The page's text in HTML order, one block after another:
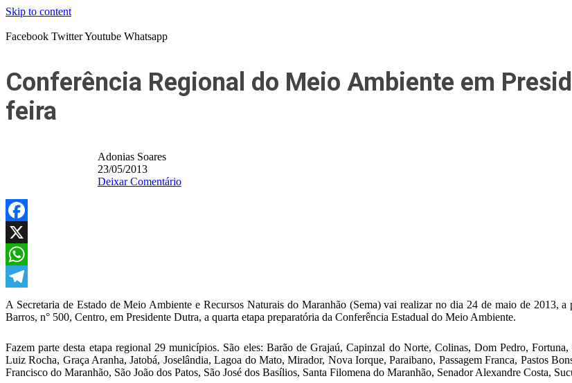
Skip to content
Facebook TwitterYoutube Whatsapp
Conferência Regional do Meio Ambiente em
feira
Adonias Soares
23/05/2013
Deixar Comentário
Facebook
X
WhatsApp
Telegram
A Secretaria de Estado de Meio Ambiente e Recursos Naturais do Maranhão (Sema) vai realizar no dia 24 de maio de 2013, a
Barros, n° 500, Centro, em Presidente Dutra, a quarta etapa preparatória da Conferência Estadual do Meio Ambiente.
Fazem parte desta etapa regional 29 municípios. São eles: Barão de Grajaú, Capinzal do Norte, Colinas, Dom Pedro,
Luiz Rocha, Graça Aranha, Jatobá, Joselândia, Lagoa do Mato, Mirador, Nova Iorque, Paraibano, Passagem Franca, Pastos
Francisco do Maranhão, São João dos Patos, São José dos Basílios, Santa Filomena do Maranhão, Senador Alexandre Costa,